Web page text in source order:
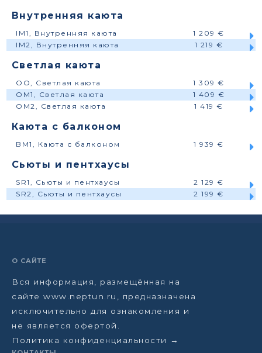
Внутренняя каюта
IM1, Внутренняя каюта
1 209 €
IM2, Внутренняя каюта
1 219 €
Светлая каюта
OO, Светлая каюта
1 309 €
OM1, Светлая каюта
1 409 €
OM2, Светлая каюта
1 419 €
Каюта с балконом
BM1, Каюта с балконом 1 939 €
Сьюты и пентхаусы
SR1, Сьюты и пентхаусы
2 129 €
SR2, Сьюты и пентхаусы
2 199 €
О САЙТЕ
Вся информация, размещённая на
сайте www.neptun.ru, предназначена
исключительно для ознакомления и
не является офертой.
Политика конфиденциальности →